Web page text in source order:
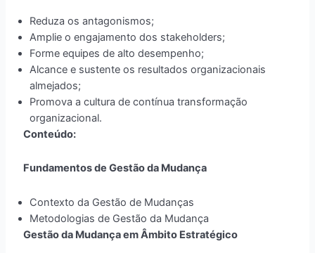
Reduza os antagonismos;
Amplie o engajamento dos stakeholders;
Forme equipes de alto desempenho;
Alcance e sustente os resultados organizacionais
almejados;
Promova a cultura de contínua transformação
organizacional.
Conteúdo:
Fundamentos de Gestão da Mudança
Contexto da Gestão de Mudanças
Metodologias de Gestão da Mudança
Gestão da Mudança em Âmbito Estratégico